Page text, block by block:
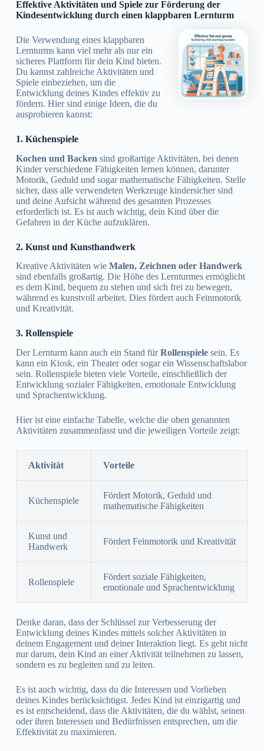
Effektive Aktivitäten und Spiele zur Förderung der
Kindesentwicklung durch einen klappbaren Lernturm
Die Verwendung eines klappbaren
Lernturms kann viel mehr als nur ein
sicheres Plattform für dein Kind bieten.
Du kannst zahlreiche Aktivitäten und
Spiele einbeziehen, um die
Entwicklung deines Kindes effektiv zu
fördern. Hier sind einige Ideen, die du
ausprobieren kannst:
1. Küchenspiele
Kochen und Backen sind großartige Aktivitäten, bei denen
Kinder verschiedene Fähigkeiten lernen können, darunter
Motorik, Geduld und sogar mathematische Fähigkeiten. Stelle
sicher, dass alle verwendeten Werkzeuge kindersicher sind
und deine Aufsicht während des gesamten Prozesses
erforderlich ist. Es ist auch wichtig, dein Kind über die
Gefahren in der Küche aufzuklären.
2. Kunst und Kunsthandwerk
Kreative Aktivitäten wie Malen, Zeichnen oder Handwerk
sind ebenfalls großartig. Die Höhe des Lernturmes ermöglicht
es dem Kind, bequem zu stehen und sich frei zu bewegen,
während es kunstvoll arbeitet. Dies fördert auch Feinmotorik
und Kreativität.
3. Rollenspiele
Der Lernturm kann auch ein Stand fürRollenspielesein. Es
kann ein Kiosk, ein Theater oder sogar ein Wissenschaftslabor
sein. Rollenspiele bieten viele Vorteile, einschließlich der
Entwicklung sozialer Fähigkeiten, emotionale Entwicklung
und Sprachentwicklung.
Hier ist eine einfache Tabelle, welche die oben genannten
Aktivitäten zusammenfasst und die jeweiligen Vorteile zeigt:
Aktivität Vorteile
Küchenspiele
Fördert Motorik, Geduld und
mathematische Fähigkeiten
Kunst und
Handwerk
Fördert Feinmotorik und Kreativität
Rollenspiele
Fördert soziale Fähigkeiten,
emotionale und Sprachentwicklung
Denke daran, dass der Schlüssel zur Verbesserung der
Entwicklung deines Kindes mittels solcher Aktivitäten in
deinem Engagement und deiner Interaktion liegt. Es geht nicht
nur darum, dein Kind an einer Aktivität teilnehmen zu lassen,
sondern es zu begleiten und zu leiten.
Es ist auch wichtig, dass du die Interessen und Vorlieben
deines Kindes berücksichtigst. Jedes Kind ist einzigartig und
es ist entscheidend, dass die Aktivitäten, die du wählst, seinen
oder ihren Interessen und Bedürfnissen entsprechen, um die
Effektivität zu maximieren.